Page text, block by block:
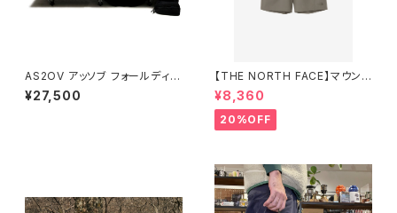
AS2OV アッソブ フォールディン
グコット2way
¥27,500
【THE NORTH FACE】マウンテ
ンカラーショーツ（メンズ）
¥8,360
20%OFF